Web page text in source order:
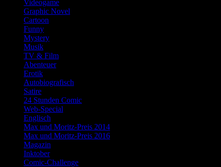
Videogame
Graphic Novel
Cartoon
Funny
Mystery
Musik
TV & Film
Abenteuer
Erotik
Autobiografisch
Satire
24 Stunden Comic
Web-Special
Englisch
Max und Moritz-Preis 2014
Max und Moritz-Preis 2016
Magazin
Inktober
Comic-Challenge